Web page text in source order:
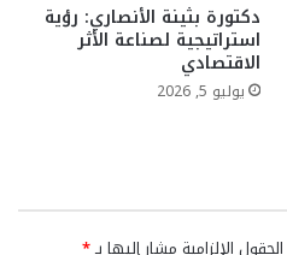
دكتورة بثينة الأنصاري: رؤية
استراتيجية لصناعة الأثر
الاقتصادي
يوليو 5, 2026
الحقول الإلزامية مشار إليها بـ*